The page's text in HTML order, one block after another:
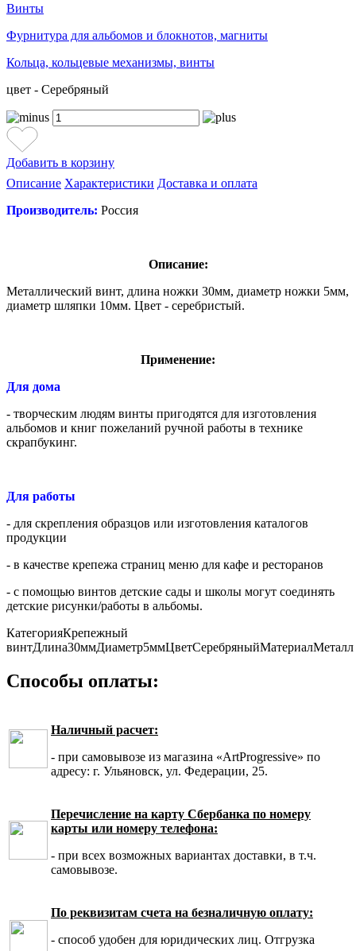
Винты
Фурнитура для альбомов и блокнотов, магниты
Кольца, кольцевые механизмы, винты
цвет - Серебряный
Добавить в корзину
Описание Характеристики Доставка и оплата
Производитель: Россия
Описание:
Металлический винт, длина ножки 30мм, диаметр ножки 5мм,
диаметр шляпки 10мм. Цвет - серебристый.
Применение:
Для дома
- творческим людям винты пригодятся для изготовления
альбомов и книг пожеланий ручной работы в технике
скрапбукинг.
Для работы
- для скрепления образцов или изготовления каталогов
продукции
- в качестве крепежа страниц меню для кафе и ресторанов
- с помощью винтов детские сады и школы могут соединять
детские рисунки/работы в альбомы.
КатегорияКрепежный
винтДлина30ммДиаметр5ммЦветСеребряныйМатериалМеталл
Способы оплаты:
Наличный расчет:
- при самовывозе из магазина «ArtProgressive» по
адресу: г. Ульяновск, ул. Федерации, 25.
Перечисление на карту Сбербанка по номеру
карты или номеру телефона:
- при всех возможных вариантах доставки, в т.ч.
самовывозе.
По реквизитам счета на безналичную оплату:
- способ удобен для юридических лиц. Отгрузка